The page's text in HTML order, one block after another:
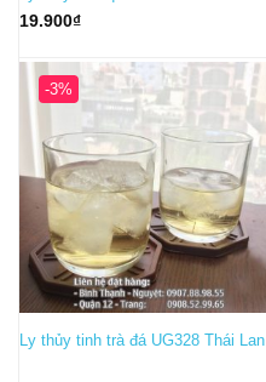
19.900₫
-3%
Ly thủy tinh trà đá UG328 Thái Lan